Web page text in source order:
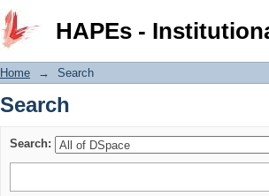
HAPEs -
Search
Home → Search
Search
Search: